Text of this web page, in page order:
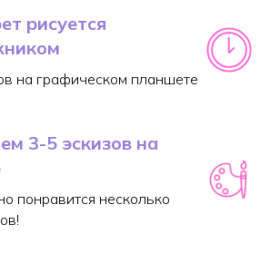
рисуется
на графическом планшете
3-5 эскизов на
понравится несколько